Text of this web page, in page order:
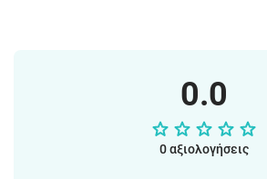
0.0
0 αξιολογήσεις